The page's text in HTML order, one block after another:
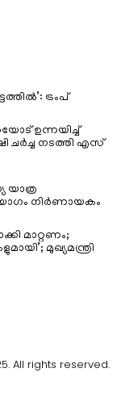
ട്രംപ്
ഉന്നയിച്ച്
ചർച്ച നടത്തി എസ്
യാത്ര
നിർണായകം
മാറ്റണം;
മുഖ്യമന്ത്രി
All rights reserved.